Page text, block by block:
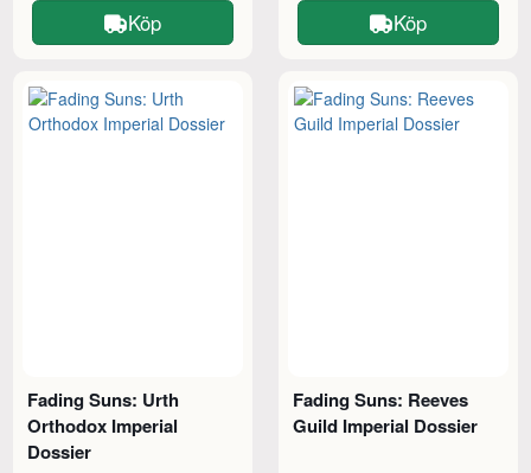
Köp Köp
Fading Suns: Urth
Orthodox Imperial
Dossier
Fading Suns: Reeves
Guild Imperial Dossier